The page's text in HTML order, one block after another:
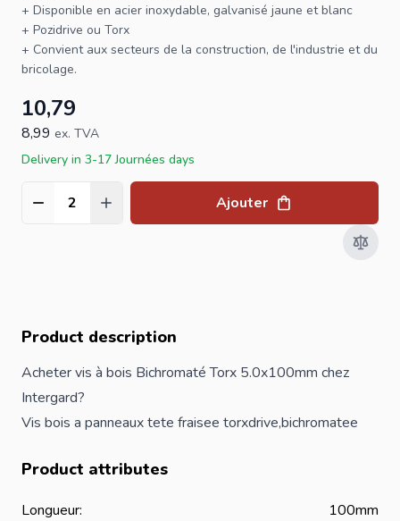
+ Disponible en acier inoxydable, galvanisé jaune et blanc
+ Pozidrive ou Torx
+ Convient aux secteurs de la construction, de l'industrie et du
bricolage.
10,79
8,99 ex. TVA
Delivery in 3-17 Journées days
Quantité Ajouter
Product description
Acheter vis à bois Bichromaté Torx 5.0x100mm chez
Intergard?
Vis bois a panneaux tete fraisee torxdrive,bichromatee
Product attributes
Longueur:
100mm